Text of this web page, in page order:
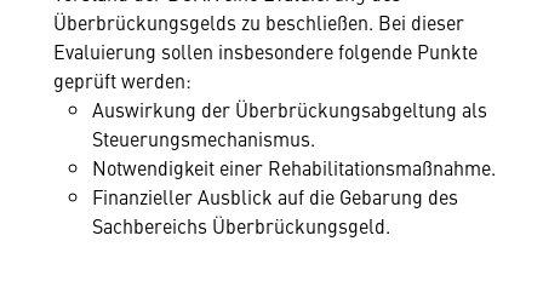
Überbrückungsgelds zu beschließen. Bei dieser
Evaluierung sollen insbesondere folgende Punkte
geprüft werden:
Auswirkung der Überbrückungsabgeltung als
Steuerungsmechanismus.
Notwendigkeit einer Rehabilitationsmaßnahme.
Finanzieller Ausblick auf die Gebarung des
Sachbereichs Überbrückungsgeld.